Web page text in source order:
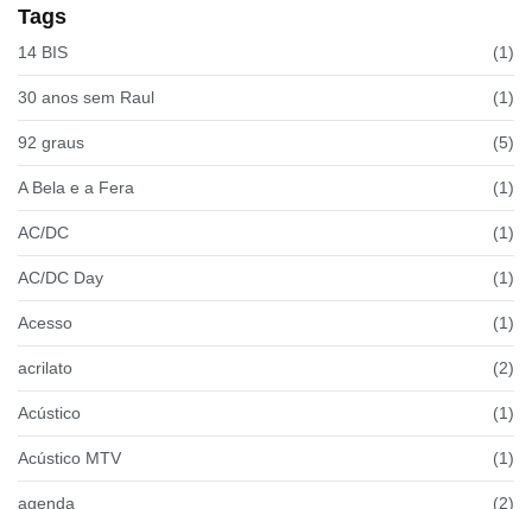
Tags
14 BIS (1)
30 anos sem Raul (1)
92 graus (5)
A Bela e a Fera (1)
AC/DC (1)
AC/DC Day (1)
Acesso (1)
acrilato (2)
Acústico (1)
Acústico MTV (1)
agenda (2)